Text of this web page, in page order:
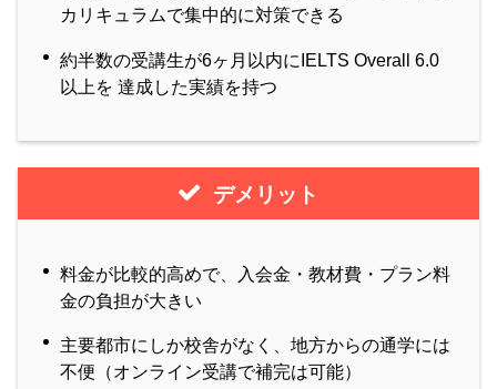
カリキュラムで集中的に対策できる
約半数の受講生が6ヶ月以内にIELTS Overall 6.0
以上を 達成した実績を持つ
デメリット
料金が比較的高めで、入会金・教材費・プラン料
金の負担が大きい
主要都市にしか校舎がなく、地方からの通学には
不便（オンライン受講で補完は可能）